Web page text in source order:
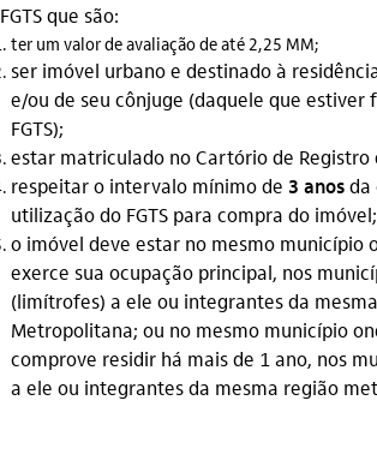
FGTS que são:
ter um valor de avaliação de até 2,25 MM;
ser imóvel urbano e destinado à
e/ou de seu cônjuge (daquele que estiver
FGTS);
estar matriculado no Cartório de Registro
respeitar o intervalo mínimo de 3 anosda
utilização do FGTS para compra do imóvel;
o imóvel deve estar no mesmo município
exerce sua ocupação principal, nos
(limítrofes) a ele ou integrantes da
Metropolitana; ou no mesmo município
comprove residir há mais de 1 ano, nos
a ele ou integrantes da mesma região